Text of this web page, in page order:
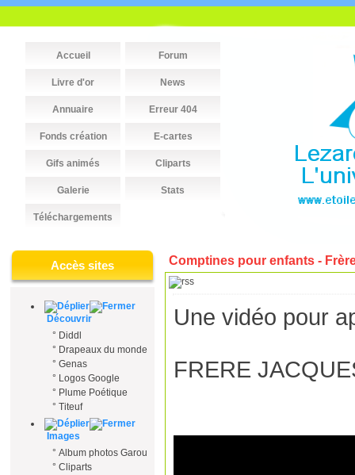
Accueil Forum
Livre d'or News
Annuaire Erreur 404
Fonds création E-cartes
Gifs animés Cliparts
Galerie Stats
Téléchargements
Accès sites
Découvrir
° Diddl
° Drapeaux du monde
° Genas
° Logos Google
° Plume Poétique
° Titeuf
Images
° Album photos Garou
° Cliparts
Comptines pour enfants -
Une vidéo pour
FRERE